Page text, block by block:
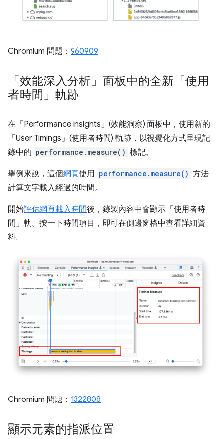
Chromium 問題： 960909
「效能深入分析」面板中的全新「使用
者時間」軌跡
在「Performance insights」(效能洞察) 面板中，使用新的
「User Timings」(使用者時間) 軌跡，以視覺化方式呈現記
錄中的 performance.measure() 標記。
舉例來說，這個網頁使用 performance.measure() 方法
計算文字載入經過的時間。
開始評估網頁載入時間後，錄製內容中會顯示「使用者時
間」 軌。按一下時間項目，即可在側邊窗格中查看詳細資
料。
Chromium 問題： 1322808
顯示元素的指派位置